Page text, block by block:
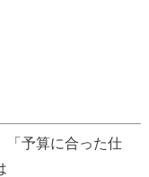
「予算に合った仕